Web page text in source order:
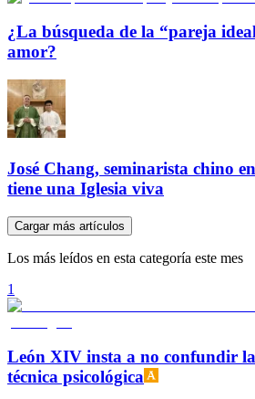
¿La búsqueda de la “pareja
amor?
José Chang, seminarista chino
tiene una Iglesia viva
Cargar más artículos
Los más leídos en esta categoría este mes
1
León XIV insta a no confundir
técnica psicológica